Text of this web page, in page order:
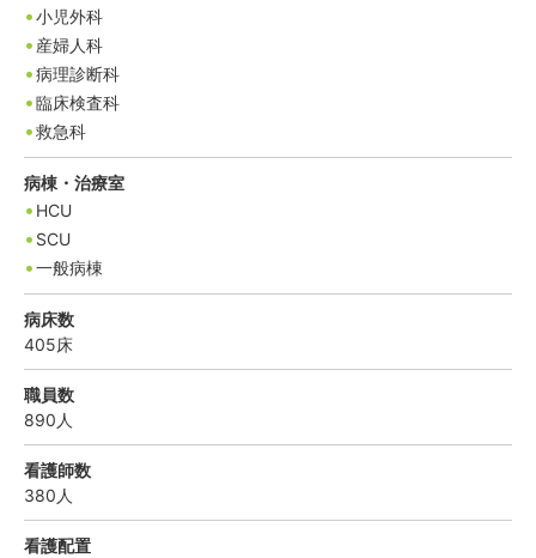
小児外科
産婦人科
病理診断科
臨床検査科
救急科
病棟・治療室
HCU
SCU
一般病棟
病床数
405床
職員数
890 人
看護師数
380 人
看護配置